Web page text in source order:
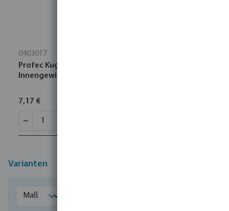
0403017
Profec Kugelhahn Messing Vernickelt 1/2"
Innengewinde x Außengewinde 25bar Typ 104
7,17 €
Varianten